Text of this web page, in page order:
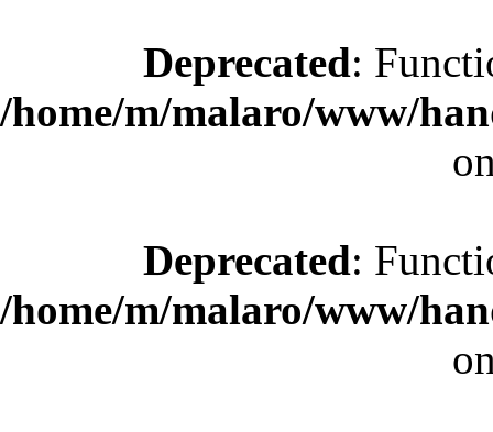
Deprecated:
/home/m/malaro/www/
Deprecated:
/home/m/malaro/www/